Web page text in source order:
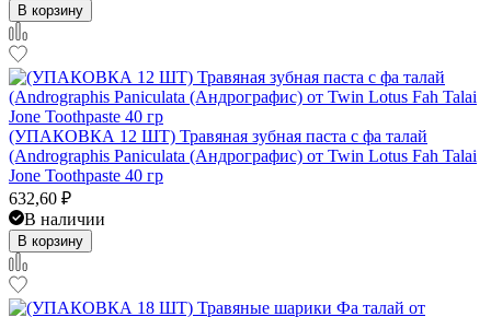
В корзину
(УПАКОВКА 12 ШТ) Травяная зубная паста с фа талай
(Andrographis Paniculata (Андрографис) от Twin Lotus Fah Talai
Jone Toothpaste 40 гр
632,60 ₽
В наличии
В корзину